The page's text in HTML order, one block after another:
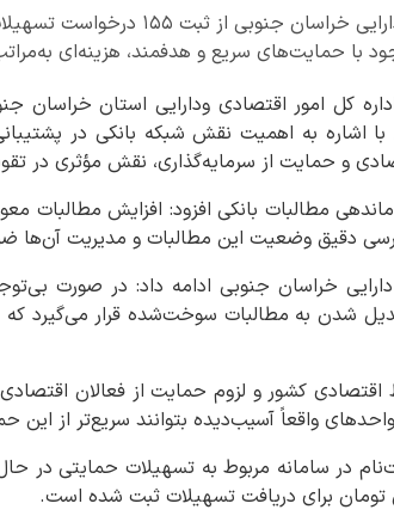
مدیرکل امور اقتصادی و
با حمایت‌های سریع و هدفمند، هزینه‌ای
کل امور اقتصادی ودارایی استان
اشاره به اهمیت نقش شبکه بانکی در
و حمایت از سرمایه‌گذاری، نقش مؤثری
مطالبات بانکی افزود: افزایش مطالبات
دقیق وضعیت این مطالبات و مدیریت آن‌ها
خراسان جنوبی ادامه داد: در صورت
شدن به مطالبات سوخت‌شده قرار می‌گیرد که
اقتصادی کشور و لزوم حمایت از فعالان
واقعاً آسیب‌دیده بتوانند سریع‌تر از این